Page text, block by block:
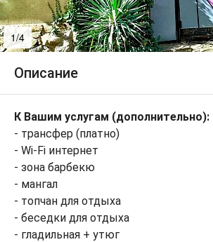
1/4
Описание
К Вашим услугам (дополнительно):
- трансфер (платно)
- Wi-Fi интернет
- зона барбекю
- мангал
- топчан для отдыха
- беседки для отдыха
- гладильная + утюг